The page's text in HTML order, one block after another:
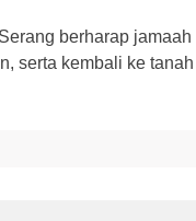
berharap jamaah
serta kembali ke tanah